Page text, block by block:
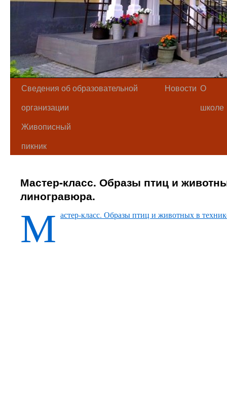
Сведения об образовательной
организации
Новости О
школе
Живописный
пикник
Мастер-класс. Образы птиц и
линогравюра.
М астер-класс. Образы птиц и животных в